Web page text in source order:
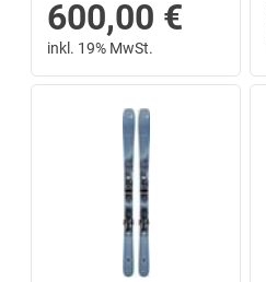
600,00 €
inkl. 19% MwSt.